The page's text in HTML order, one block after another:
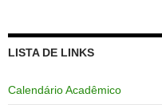
LISTA DE LINKS
Calendário Acadêmico